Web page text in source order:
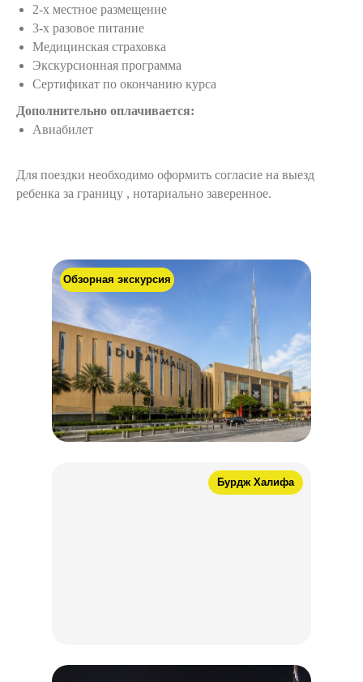
2-х местное размещение
3-х разовое питание
Медицинская страховка
Экскурсионная программа
Сертификат по окончанию курса
Дополнительно оплачивается:
Авиабилет
Для поездки необходимо оформить согласие на выезд
ребенка за границу , нотариально заверенное.
Обзорная экскурсия
Бурдж Халифа